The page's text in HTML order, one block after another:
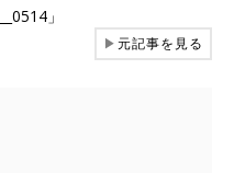
」
▶元記事を見る